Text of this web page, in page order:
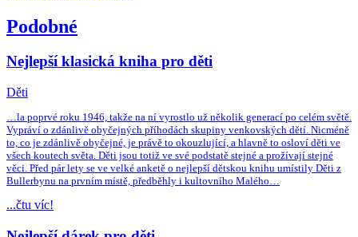
Podobné
Nejlepší klasická kniha pro děti
Děti
…la poprvé roku 1946, takže na ní vyrostlo už několik generací po celém světě.
Vypráví o zdánlivě obyčejných příhodách skupiny venkovských dětí. Nicméně
to, co je zdánlivě obyčejné, je právě to okouzlující, a hlavně to osloví děti ve
všech koutech světa. Děti jsou totiž ve své podstatě stejné a prožívají stejné
věci. Před pár lety se ve velké anketě o nejlepší dětskou knihu umístily Děti z
Bullerbynu na prvním místě, předběhly i kultovního Malého…
...čtu víc!